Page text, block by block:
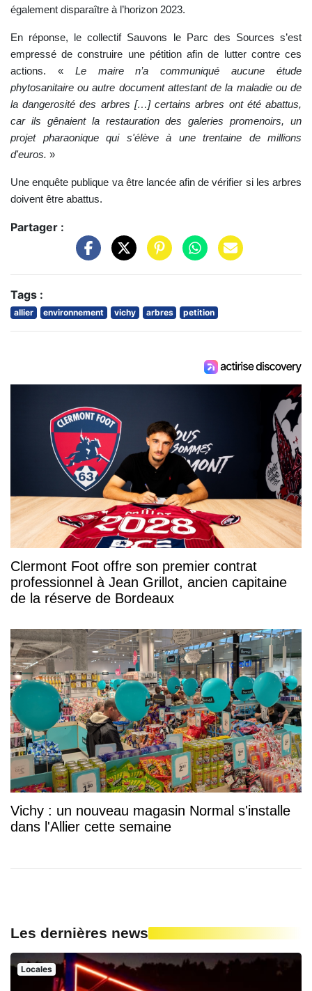
également disparaître à l’horizon 2023.
En réponse, le collectif Sauvons le Parc des Sources s’est
empressé de construire une pétition afin de lutter contre ces
actions. « Le maire n’a communiqué aucune étude
phytosanitaire ou autre document attestant de la maladie ou de
la dangerosité des arbres […] certains arbres ont été abattus,
car ils gênaient la restauration des galeries promenoirs, un
projet pharaonique qui s'élève à une trentaine de millions
d'euros. »
Une enquête publique va être lancée afin de vérifier si les arbres
doivent être abattus.
Partager :
Tags :
allier environnement vichy arbres petition
Clermont Foot offre son premier contrat
professionnel à Jean Grillot, ancien capitaine
de la réserve de Bordeaux
Vichy : un nouveau magasin Normal s'installe
dans l'Allier cette semaine
Les dernières news
Locales